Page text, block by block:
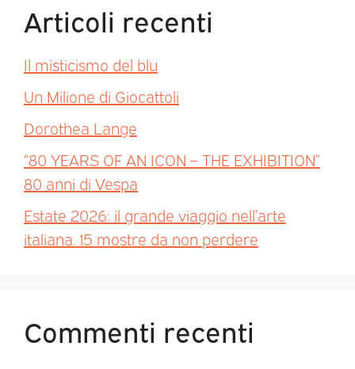
Articoli recenti
Il misticismo del blu
Un Milione di Giocattoli
Dorothea Lange
“80 YEARS OF AN ICON – THE EXHIBITION”
80 anni di Vespa
Estate 2026: il grande viaggio nell’arte
italiana. 15 mostre da non perdere
Commenti recenti